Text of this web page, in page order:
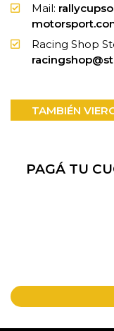
Mail:
Racing Shop
TAMBIÉN
PAGÁ TU